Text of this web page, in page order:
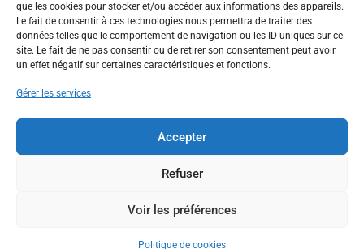
que les cookies pour stocker et/ou accéder aux informations des appareils.
Le fait de consentir à ces technologies nous permettra de traiter des
données telles que le comportement de navigation ou les ID uniques sur ce
site. Le fait de ne pas consentir ou de retirer son consentement peut avoir
un effet négatif sur certaines caractéristiques et fonctions.
Gérer les services
Accepter
Refuser
Voir les préférences
Politique de cookies
PRÉCÉDENT SUIVANT
La Fabrique de